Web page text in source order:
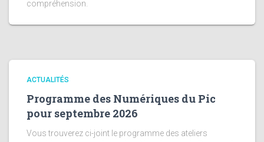
compréhension.
ACTUALITÉS
Programme des Numériques du Pic
pour septembre 2026
Vous trouverez ci-joint le programme des ateliers